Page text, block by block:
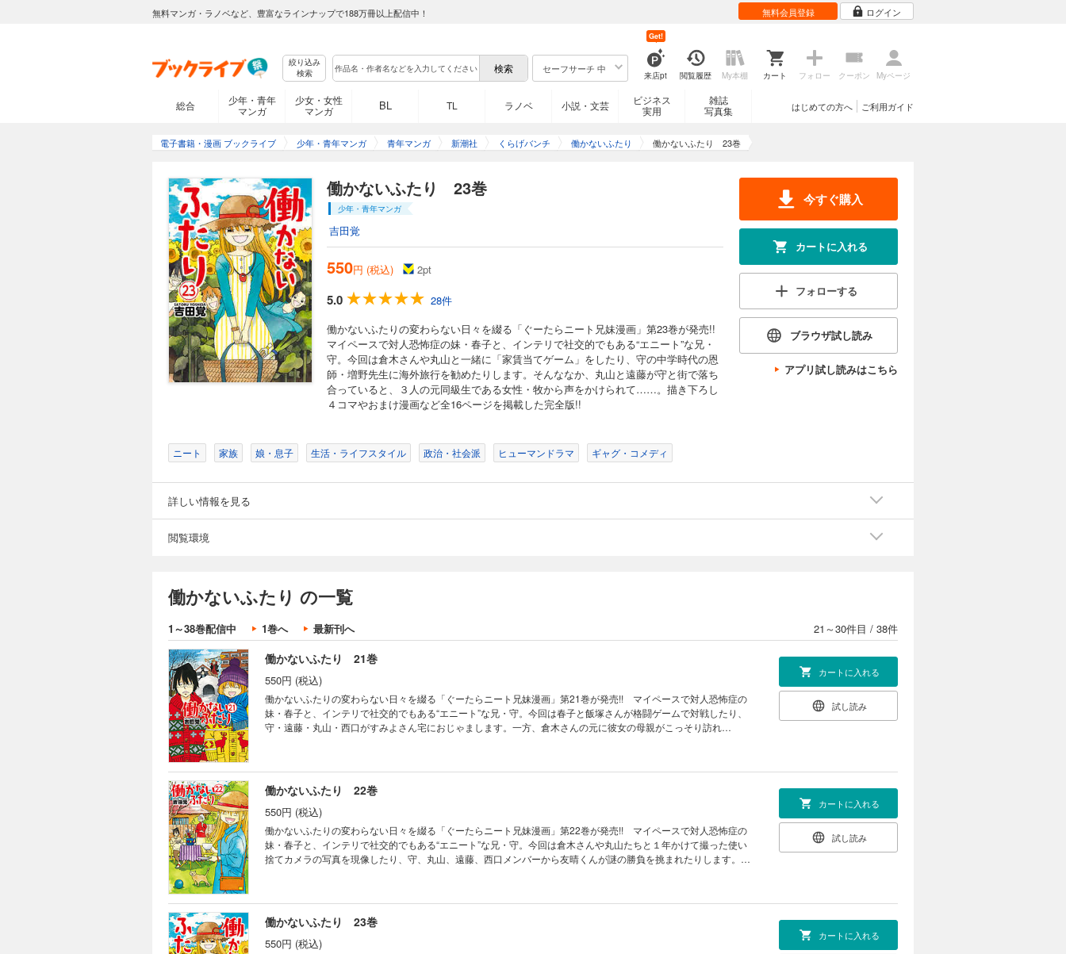
無料マンガ・ラノベなど、豊富なラインナップで188万冊以上配信中！ 無料会員登録 ログイン
絞り込み
検索
セーフサーチ 中
来店pt
Get!
閲覧履歴 My本棚 カート フォロー クーポン Myページ
総合
少年・青年
マンガ
少女・女性
マンガ
BL TL ラノベ 小説・文芸
ビジネス
実用
雑誌
写真集
ご利用ガイド
はじめての方へ
電子書籍・漫画 ブックライブ 少年・青年マンガ 青年マンガ 新潮社 くらげバンチ 働かないふたり 働かないふたり 23巻
働かないふたり 23巻
少年・青年マンガ
吉田覚
550円 (税込) 2pt
5.0
28件
働かないふたりの変わらない日々を綴る「ぐーたらニート兄妹漫画」第23巻が発売!!
マイペースで対人恐怖症の妹・春子と、インテリで社交的でもある“エニート”な兄・
守。今回は倉木さんや丸山と一緒に「家賃当てゲーム」をしたり、守の中学時代の恩
師・増野先生に海外旅行を勧めたりします。そんななか、丸山と遠藤が守と街で落ち
合っていると、３人の元同級生である女性・牧から声をかけられて……。描き下ろし
４コマやおまけ漫画など全16ページを掲載した完全版!!
今すぐ購入
カートに入れる
フォローする
ブラウザ試し読み
アプリ試し読みはこちら
ニート 家族 娘・息子 生活・ライフスタイル 政治・社会派 ヒューマンドラマ ギャグ・コメディ
詳しい情報を見る
閲覧環境
働かないふたり の一覧
1～38巻配信中 1巻へ 最新刊へ 21～30件目 / 38件
550円 (税込)
働かないふたりの変わらない日々を綴る「ぐーたらニート兄妹漫画」第16巻が発売!! マイペースで対人恐怖症の
妹・春子と、インテリで社交的でもある“エニート”な兄・守。今回は、春子が中学時代の友人あかねと高校時代の
友人ユキと一緒に外出したり、守、丸山、倉木さんと一緒に読書会に勤しんだりします。そんななか守が高校時代
のトラウマを戸川さんに吐露して……。描き下ろし4コマやおまけ漫画など全16ページを掲載した完全版!!
カートに入れる
550円 (税込)
子と､インテリで社交的でもある“エニート”な兄・守。今回は、春子と守が倉木さんの友人のためにパワースポット
を回ったり、倉木さんと丸山と一緒に肩こり解消法を試したりします。そんななか、丸山の勤める会社に、気弱で
ぶきっちょな女性新入社員・高田さんが入ってきて……。描き下ろし4コマやおまけ漫画など全16ページを掲載し
た完全版!!
試し読み
働かないふたり 18巻
616円 (税込)
働かないふたりの変わらない日々を綴る「ぐーたらニート兄妹漫画」第18巻!! マイペースで対人恐怖症の妹・春
子と、インテリで社交的でもある“エニート”な兄・守。春子はユキとあかねと近所を散策。守は丸山と遠藤と中学
時代の友達に会いに行きます。そんななか、兄妹の理解者である飯塚さんとすみよさんはそれぞれの配偶者を思い
出して……。描き下ろし4コマやおまけ漫画など全16ページを掲載した完全版!!
カートに入れる
試し読み
働かないふたり 19巻
妹・春子と、インテリで社交的でもある“エニート”な兄・守。今回は守が戸川さんの新居を訪ねたり、高田さんが
丸山との距離を縮めようと奮闘します。そんななか、春子とあかねは外出先で中学時代の同級生に遭遇して…。描
方不明の猫を探し回ったりします。一方、そんなふたりを見守る石井家の父は、旧友から子育てについて咎められ
てしまい…。描き下ろし4コマやおまけ漫画など全16ページを掲載した完全版!!
カートに入れる
働かないふたり 21巻
550円 (税込)
働かないふたりの変わらない日々を綴る「ぐーたらニート兄妹漫画」第21巻が発売!! マイペースで対人恐怖症の
妹・春子と、インテリで社交的でもある“エニート”な兄・守。今回は春子と飯塚さんが格闘ゲームで対戦したり、
守・遠藤・丸山・西口がすみよさん宅におじゃまします。一方、倉木さんの元に彼女の母親がこっそり訪れ
カートに入れる
試し読み
働かないふたり 22巻
550円 (税込)
働かないふたりの変わらない日々を綴る「ぐーたらニート兄妹漫画」第22巻が発売!! マイペースで対人恐怖症の
妹・春子と、インテリで社交的でもある“エニート”な兄・守。今回は倉木さんや丸山たちと１年かけて撮った使い
捨てカメラの写真を現像したり、守、丸山、遠藤、西口メンバーから友晴くんが謎の勝負を挑まれたりします。一
カートに入れる
試し読み
働かないふたり 23巻
550円 (税込)
カートに入れる